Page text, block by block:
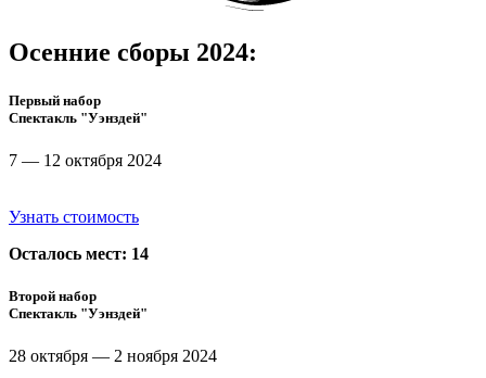
Осенние сборы 2024:
Первый набор
Спектакль "Уэнздей"
7 — 12 октября 2024
Узнать стоимость
Осталось мест: 14
Второй набор
Спектакль "Уэнздей"
28 октября — 2 ноября 2024